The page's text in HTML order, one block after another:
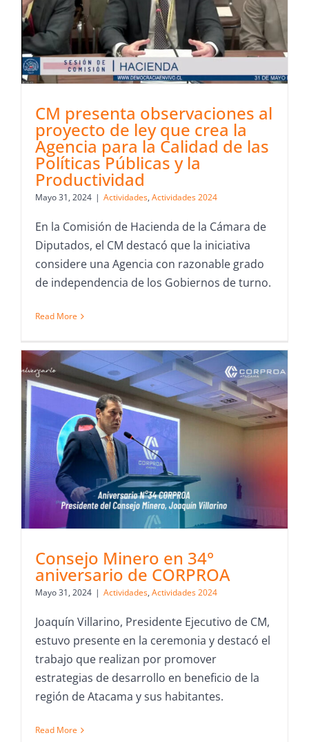
CM presenta observaciones al
proyecto de ley que crea la
Agencia para la Calidad de las
Políticas Públicas y la
Productividad
Mayo 31, 2024 | Actividades, Actividades 2024
En la Comisión de Hacienda de la Cámara de
Diputados, el CM destacó que la iniciativa
considere una Agencia con razonable grado
de independencia de los Gobiernos de turno.
Read More
Consejo Minero en 34°
aniversario de CORPROA
Mayo 31, 2024 | Actividades, Actividades 2024
Joaquín Villarino, Presidente Ejecutivo de CM,
estuvo presente en la ceremonia y destacó el
trabajo que realizan por promover
estrategias de desarrollo en beneficio de la
región de Atacama y sus habitantes.
Read More